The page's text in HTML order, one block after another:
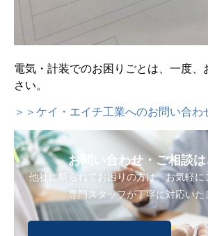
電気・計装でのお困りごとは、一度、
さい。
＞＞ケイ・エイチ工業へのお問い合わ
お問い合わせ・ご相談
他社に断られてお困りの方は、お気軽に
専門スタッフが丁寧に対応いた